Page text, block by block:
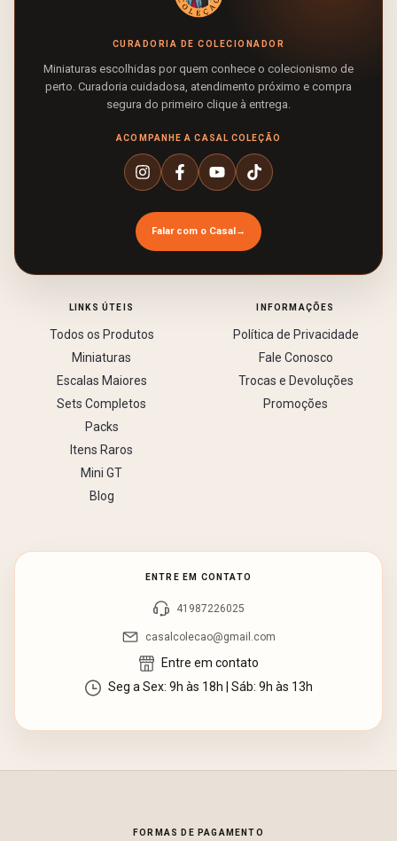
CURADORIA DE COLECIONADOR
Miniaturas escolhidas por quem conhece o colecionismo de
perto. Curadoria cuidadosa, atendimento próximo e compra
segura do primeiro clique à entrega.
ACOMPANHE A CASAL COLEÇÃO
Falar com o Casal →
LINKS ÚTEIS
Todos os Produtos
Miniaturas
Escalas Maiores
Sets Completos
Packs
Itens Raros
Mini GT
Blog
INFORMAÇÕES
Política de Privacidade
Fale Conosco
Trocas e Devoluções
Promoções
ENTRE EM CONTATO
41987226025
casalcolecao@gmail.com
Entre em contato
Seg a Sex: 9h às 18h | Sáb: 9h às 13h
FORMAS DE PAGAMENTO